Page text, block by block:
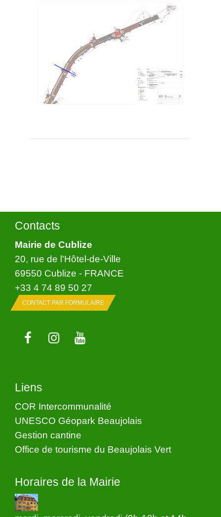
Contacts
Mairie de Cublize
20, rue de l'Hôtel-de-Ville
69550 Cublize - FRANCE
+33 4 74 89 50 27
CONTACT PAR FORMULAIRE
Liens
COR Intercommunalité
UNESCO Géopark Beaujolais
Gestion cantine
Office de tourisme du Beaujolais Vert
Horaires de la Mairie